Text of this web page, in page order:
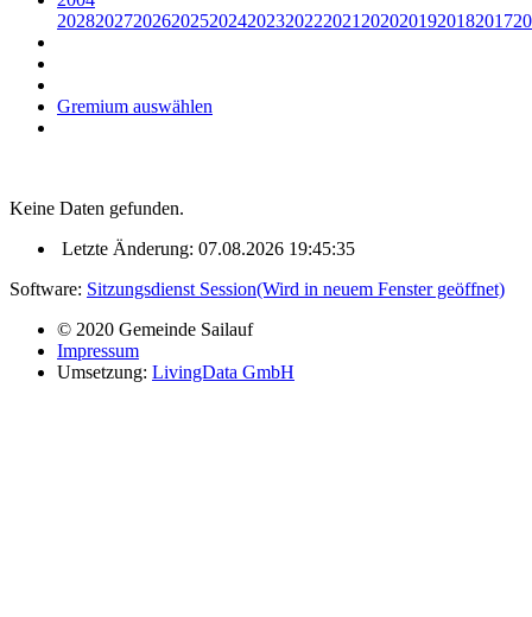
20282027202620252024202320222021 2020201920182017
Gremium auswählen
Keine Daten gefunden.
Letzte Änderung: 07.08.2026 19:45:35
Software: Sitzungsdienst Session(Wird in neuem Fenster geöffnet)
© 2020 Gemeinde Sailauf
Impressum
Umsetzung: LivingData GmbH